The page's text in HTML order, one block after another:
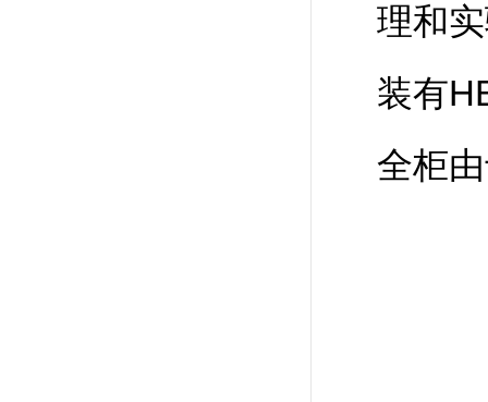
理和
装有
全柜